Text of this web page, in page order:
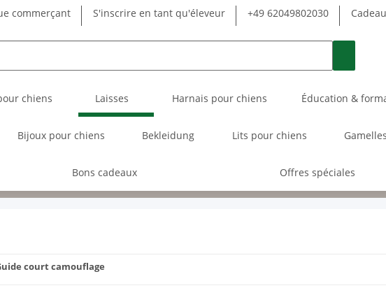
commerçant S'inscrire en tant qu'éleveur +49 62049802030
chiens Laisses Harnais pour chiens Éducation &
Bijoux pour chiens Bekleidung Lits pour chiens
Bons cadeaux Offres spéciales
court camouflage